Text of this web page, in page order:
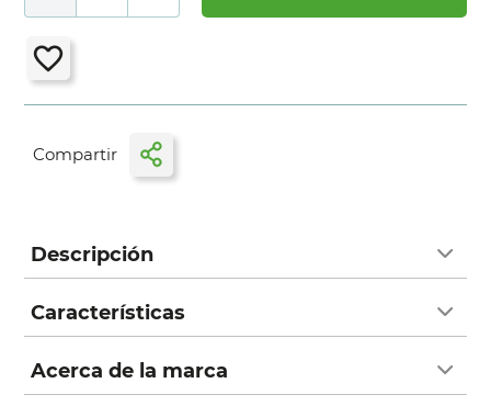
Descripción
Características
Acerca de la marca